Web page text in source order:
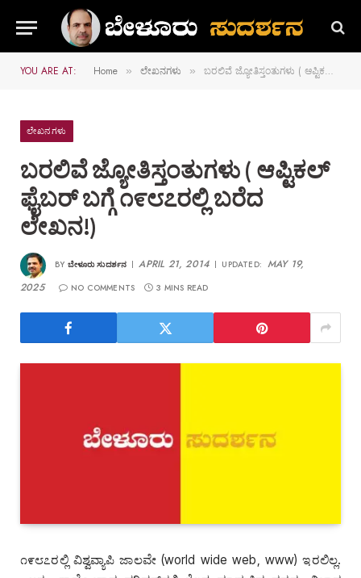
YOU ARE AT: Home » ಲೇಖನಗಳು » ಬರಲಿವೆ ಜ್ಯೋತಿಸ್ತಂತುಗಳು ( ಆಪ್ಟಿಕಲ್‌ ಫೈಬರ್‌ ಬಗ್ಗೆ ೧೯೮೭ರಲ್ಲಿ ಬರೆದ ಲೇಖನ!)
ಲೇಖನಗಳು
ಬರಲಿವೆ ಜ್ಯೋತಿಸ್ತಂತುಗಳು ( ಆಪ್ಟಿಕಲ್‌
ಫೈಬರ್‌ ಬಗ್ಗೆ ೧೯೮೭ರಲ್ಲಿ ಬರೆದ
ಲೇಖನ!)
BY ಬೇಳೂರು ಸುದರ್ಶನ APRIL 21, 2014 UPDATED: MAY 19,
2025
NO COMMENTS 3 MINS READ
೧೯೮೭ರಲ್ಲಿ ವಿಶ್ವವ್ಯಾಪಿ ಜಾಲವೇ (world wide web, www) ಇರಲಿಲ್ಲ.